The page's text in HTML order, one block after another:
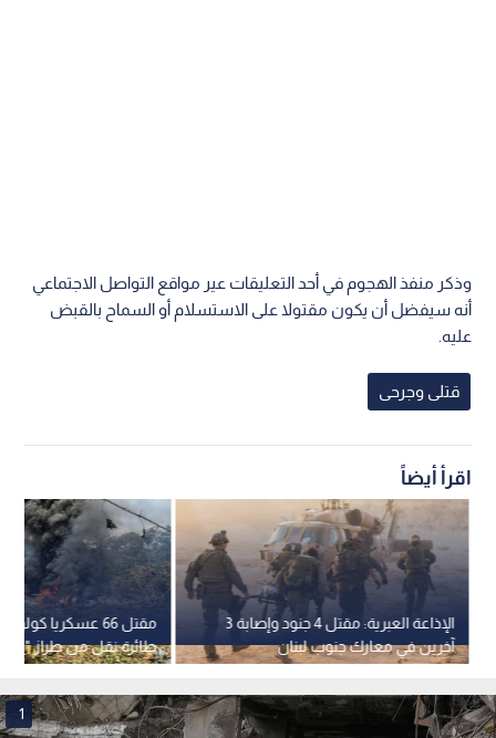
وذكر منفذ الهجوم في أحد التعليقات عير مواقع التواصل الاجتماعي
أنه سيفضل أن يكون مقتولا على الاستسلام أو السماح بالقبض
عليه.
قتلى وجرحى
اقرأ أيضاً
مقتل 66 عسكريا
طائرة نقل من طراز
الإذاعة العبرية: مقتل 4 جنود وإصابة 3
آخرين في معارك جنوب لبنان
1